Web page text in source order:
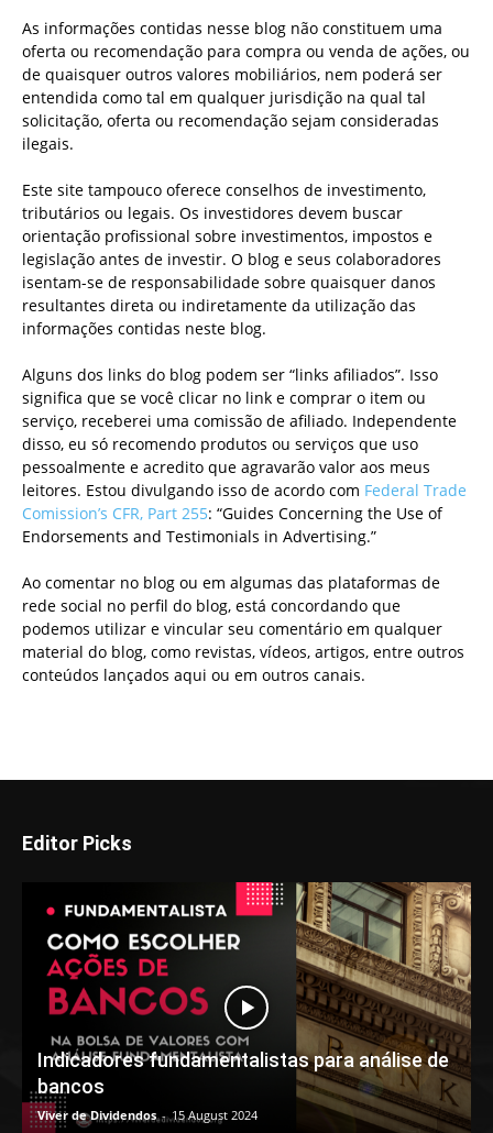
As informações contidas nesse blog não constituem uma
oferta ou recomendação para compra ou venda de ações, ou
de quaisquer outros valores mobiliários, nem poderá ser
entendida como tal em qualquer jurisdição na qual tal
solicitação, oferta ou recomendação sejam consideradas
ilegais.
Este site tampouco oferece conselhos de investimento,
tributários ou legais. Os investidores devem buscar
orientação profissional sobre investimentos, impostos e
legislação antes de investir. O blog e seus colaboradores
isentam-se de responsabilidade sobre quaisquer danos
resultantes direta ou indiretamente da utilização das
informações contidas neste blog.
Alguns dos links do blog podem ser “links afiliados”. Isso
significa que se você clicar no link e comprar o item ou
serviço, receberei uma comissão de afiliado. Independente
disso, eu só recomendo produtos ou serviços que uso
pessoalmente e acredito que agravarão valor aos meus
leitores. Estou divulgando isso de acordo com Federal Trade
Comission’s CFR, Part 255: “Guides Concerning the Use of
Endorsements and Testimonials in Advertising.”
Ao comentar no blog ou em algumas das plataformas de
rede social no perfil do blog, está concordando que
podemos utilizar e vincular seu comentário em qualquer
material do blog, como revistas, vídeos, artigos, entre outros
conteúdos lançados aqui ou em outros canais.
Editor Picks
Indicadores fundamentalistas para análise de
bancos
Viver de Dividendos - 15 August 2024